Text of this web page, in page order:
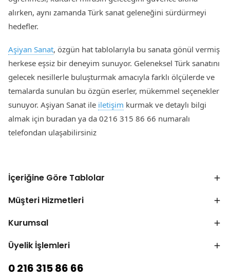
alırken, aynı zamanda Türk sanat geleneğini sürdürmeyi
hedefler.
Aşiyan Sanat, özgün hat tablolarıyla bu sanata gönül vermiş
herkese eşsiz bir deneyim sunuyor. Geleneksel Türk sanatını
gelecek nesillerle buluşturmak amacıyla farklı ölçülerde ve
temalarda sunulan bu özgün eserler, mükemmel seçenekler
sunuyor. Aşiyan Sanat ile iletişim kurmak ve detaylı bilgi
almak için buradan ya da 0216 315 86 66 numaralı
telefondan ulaşabilirsiniz
İçeriğine Göre Tablolar
Müşteri Hizmetleri
Kurumsal
Üyelik İşlemleri
0 216 315 86 66